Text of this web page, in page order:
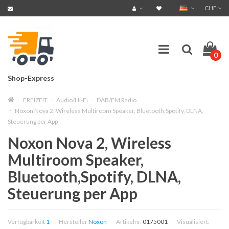
CHF
Shop-Express
0
FREIZEIT Audio/Hi-Fi
DAB/FM Radio
Noxon Nova 2, Wireless Multiroom Speaker, Bluetooth,Spotify, DLNA,
Steuerung per App
Noxon Nova 2, Wireless
Multiroom Speaker,
Bluetooth,Spotify, DLNA,
Steuerung per App
Verfügbarkeit 1 HerstellerNoxon Artikelnr. 0175001 Visualisiert: